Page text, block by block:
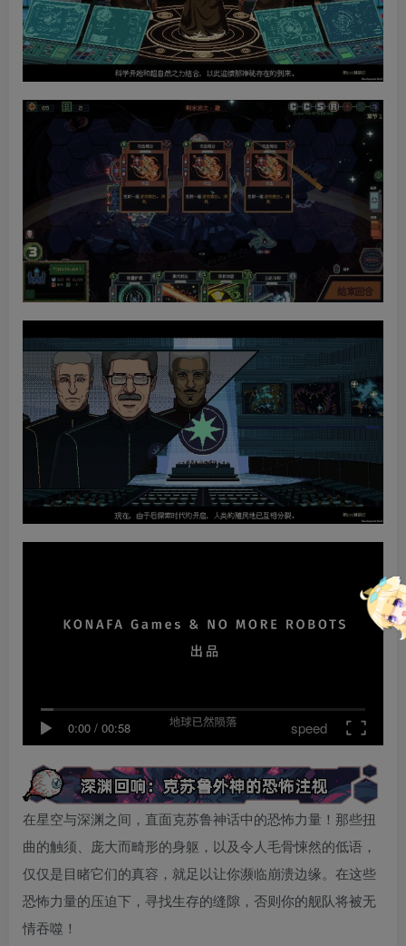
0:00 / 00:58 speed
在星空与深渊之间，直面克苏鲁神话中的恐怖力量！那些扭
曲的触须、庞大而畸形的身躯，以及令人毛骨悚然的低语，
仅仅是目睹它们的真容，就足以让你濒临崩溃边缘。在这些
恐怖力量的压迫下，寻找生存的缝隙，否则你的舰队将被无
情吞噬！